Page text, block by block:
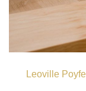
Leoville